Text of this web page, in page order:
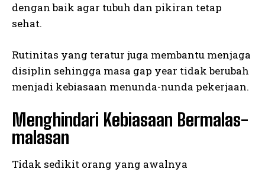
dengan baik agar tubuh dan pikiran tetap
sehat.
Rutinitas yang teratur juga membantu menjaga
disiplin sehingga masa gap year tidak berubah
menjadi kebiasaan menunda-nunda pekerjaan.
Menghindari Kebiasaan Bermalas-
malasan
Tidak sedikit orang yang awalnya